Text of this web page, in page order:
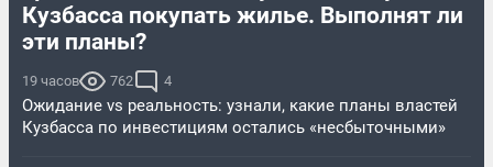
Кузбасса покупать жилье. Выполнят ли
эти планы?
19 часов 762 4
Ожидание vs реальность: узнали, какие планы властей
Кузбасса по инвестициям остались «несбыточными»